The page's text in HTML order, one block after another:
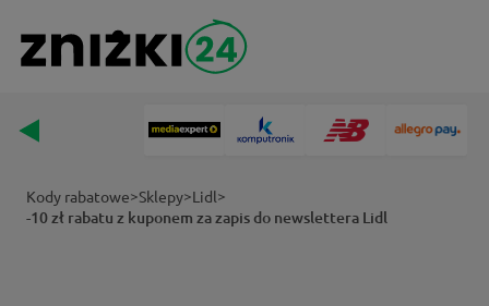
Kody rabatowe>Sklepy>Lidl>
-10 zł rabatu z kuponem za zapis do newslettera Lidl